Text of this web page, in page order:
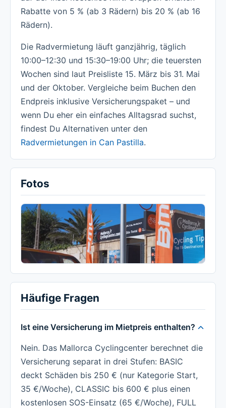
Rabatte von 5 % (ab 3 Rädern) bis 20 % (ab 16
Rädern).
Die Radvermietung läuft ganzjährig, täglich
10:00–12:30 und 15:30–19:00 Uhr; die teuersten
Wochen sind laut Preisliste 15. März bis 31. Mai
und der Oktober. Vergleiche beim Buchen den
Endpreis inklusive Versicherungspaket – und
wenn Du eher ein einfaches Alltagsrad suchst,
findest Du Alternativen unter den
Radvermietungen in Can Pastilla.
Fotos
Häufige Fragen
Ist eine Versicherung im Mietpreis enthalten?
Nein. Das Mallorca Cyclingcenter berechnet die
Versicherung separat in drei Stufen: BASIC
deckt Schäden bis 250 € (nur Kategorie Start,
35 €/Woche), CLASSIC bis 600 € plus einen
kostenlosen SOS-Einsatz (65 €/Woche), FULL